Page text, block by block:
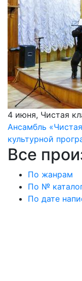
4 июня, Чистая
Ансамбль
культурной
Все
По жанрам
По №
По дате